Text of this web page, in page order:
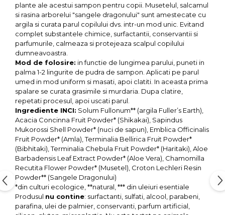
Mixuri, condimente si mirodenii
Mixuri
Condimente
Mirodenii
Maioneza bio
Pesto Bio
Semipreparate
Specialitati si produse asiatice
plante ale acestui sampon pentru copii. Musetelul, salcamul
si rasina arborelui "sangele dragonului" sunt amestecate cu
argila si curata parul copilului dvs. intr-un mod unic. Evitand
complet substantele chimice, surfactantii, conservantii si
parfumurile, calmeaza si protejeaza scalpul copilului
dumneavoastra.
Mod de folosire: in functie de lungimea parului, puneti in
palma 1-2 lingurite de pudra de sampon. Aplicati pe parul
umed in mod uniform si masati, apoi clatiti. In aceasta prima
spalare se curata grasimile si murdaria. Dupa clatire,
repetati procesul, apoi uscati parul.
Ingrediente INCI: Solum Fullonum** (argila Fuller’s Earth),
Acacia Concinna Fruit Powder* (Shikakai), Sapindus
Mukorossi Shell Powder* (nuci de sapun), Emblica Officinalis
Fruit Powder* (Amla), Terminalia Bellirica Fruit Powder*
(Bibhitaki), Terminalia Chebula Fruit Powder* (Haritaki), Aloe
Barbadensis Leaf Extract Powder* (Aloe Vera), Chamomilla
Recutita Flower Powder* (Musetel), Croton Lechleri Resin
Powder** (Sangele Dragonului)
*din culturi ecologice, **natural, *** din uleiuri esentiale
Produsul nu contine: surfactanti, sulfati, alcool, parabeni,
parafina, ulei de palmier, conservanti, parfum artificial,